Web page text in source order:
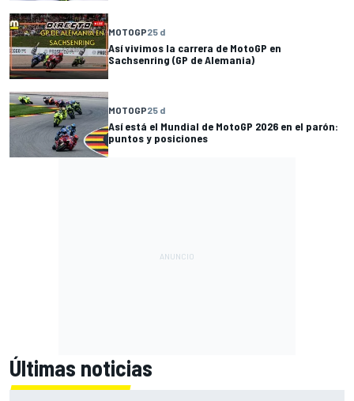
MOTOGP25 d
Así vivimos la carrera de MotoGP en
Sachsenring (GP de Alemania)
MOTOGP25 d
Así está el Mundial de MotoGP 2026 en el parón:
puntos y posiciones
Últimas noticias